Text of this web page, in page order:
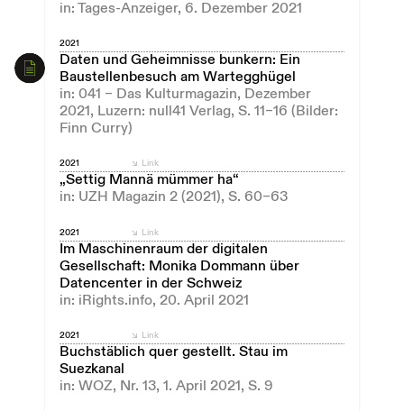
in: Tages-Anzeiger, 6. Dezember 2021
2021
Daten und Geheimnisse bunkern: Ein
Baustellenbesuch am Wartegghügel
in: 041 – Das Kulturmagazin, Dezember
2021, Luzern: null41 Verlag, S. 11–16 (Bilder:
Finn Curry)
2021
„Settig Mannä mümmer ha“
in: UZH Magazin 2 (2021), S. 60–63
Link
2021
Im Maschinenraum der digitalen
Gesellschaft: Monika Dommann über
Datencenter in der Schweiz
in: iRights.info, 20. April 2021
Link
2021
Buchstäblich quer gestellt. Stau im
Suezkanal
in: WOZ, Nr. 13, 1. April 2021, S. 9
Link